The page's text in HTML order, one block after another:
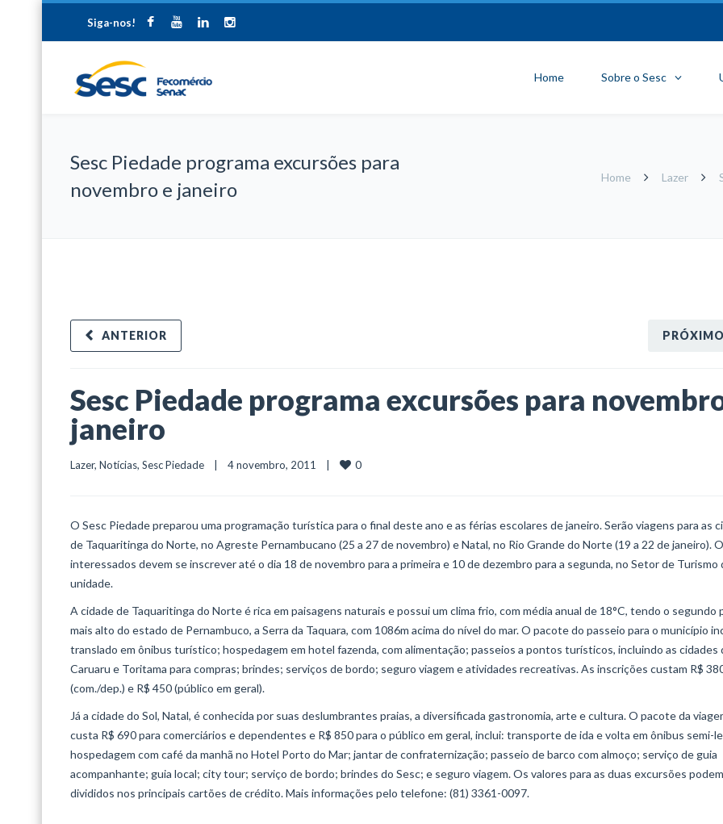
Siga-nos!
Home Sobre o Sesc
Sesc Piedade programa excursões para
novembro e janeiro
Home Lazer
PRÓXIMO
ANTERIOR
Sesc Piedade programa excursões para
janeiro
Lazer, Notícias, Sesc Piedade
    |    4 novembro, 2011    |
0
O Sesc Piedade preparou uma programação turística para o final deste ano e as férias escolares de janeiro. Serão viagens para as
de Taquaritinga do Norte, no Agreste Pernambucano (25 a 27 de novembro) e Natal, no Rio Grande do Norte (19 a 22 de janeiro).
interessados devem se inscrever até o dia 18 de novembro para a primeira e 10 de dezembro para a segunda, no Setor de Turismo
unidade.
A cidade de Taquaritinga do Norte é rica em paisagens naturais e possui um clima frio, com média anual de 18°C, tendo o segundo
mais alto do estado de Pernambuco, a Serra da Taquara, com 1086m acima do nível do mar. O pacote do passeio para o município
translado em ônibus turístico; hospedagem em hotel fazenda, com alimentação; passeios a pontos turísticos, incluindo as cidades
Caruaru e Toritama para compras; brindes; serviços de bordo; seguro viagem e atividades recreativas. As inscrições custam R$
(com./dep.) e R$ 450 (público em geral).
Já a cidade do Sol, Natal, é conhecida por suas deslumbrantes praias, a diversificada gastronomia, arte e cultura. O pacote da
custa R$ 690 para comerciários e dependentes e R$ 850 para o público em geral, inclui: transporte de ida e volta em ônibus semi-
hospedagem com café da manhã no Hotel Porto do Mar; jantar de confraternização; passeio de barco com almoço; serviço de guia
acompanhante; guia local; city tour; serviço de bordo; brindes do Sesc; e seguro viagem. Os valores para as duas excursões
divididos nos principais cartões de crédito. Mais informações pelo telefone: (81) 3361-0097.